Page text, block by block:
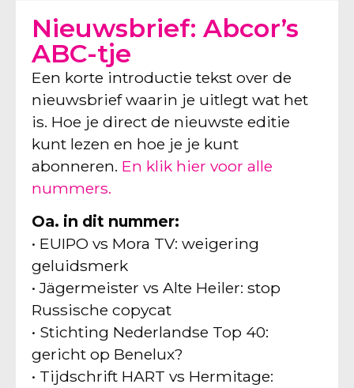
Nieuwsbrief: Abcor’s
ABC-tje
Een korte introductie tekst over de
nieuwsbrief waarin je uitlegt wat het
is. Hoe je direct de nieuwste editie
kunt lezen en hoe je je kunt
abonneren. En klik hier voor alle
nummers.
Oa. in dit nummer:
• EUIPO vs Mora TV: weigering
geluidsmerk
• Jägermeister vs Alte Heiler: stop
Russische copycat
• Stichting Nederlandse Top 40:
gericht op Benelux?
• Tijdschrift HART vs Hermitage: